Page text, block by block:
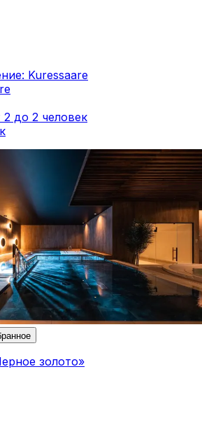
Kuressaare
2 до 2 человек
золото»